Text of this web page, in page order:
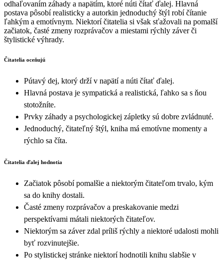
odhaľovaním záhady a napätím, ktoré núti čítať ďalej. Hlavná
postava pôsobí realisticky a autorkin jednoduchý štýl robí čítanie
ľahkým a emotívnym. Niektorí čitatelia si však sťažovali na pomalší
začiatok, časté zmeny rozprávačov a miestami rýchly záver či
štylistické výhrady.
Čitatelia oceňujú
Pútavý dej, ktorý drží v napätí a núti čítať ďalej.
Hlavná postava je sympatická a realistická, ľahko sa s ňou
stotožníte.
Prvky záhady a psychologickej zápletky sú dobre zvládnuté.
Jednoduchý, čitateľný štýl, kniha má emotívne momenty a
rýchlo sa číta.
Čitatelia ďalej hodnotia
Začiatok pôsobí pomalšie a niektorým čitateľom trvalo, kým
sa do knihy dostali.
Časté zmeny rozprávačov a preskakovanie medzi
perspektívami mátali niektorých čitateľov.
Niektorým sa záver zdal príliš rýchly a niektoré udalosti mohli
byť rozvinutejšie.
Po stylistickej stránke niektorí hodnotili knihu slabšie v